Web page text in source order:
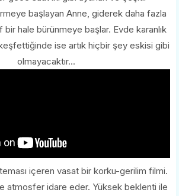
başlayan Anne, giderek daha fazla
bir hale bürünmeye başlar. Evde karanlık
ise artık hiçbir şey eskisi gibi
olmayacaktır...
içeren vasat bir korku-gerilim filmi.
atmosfer idare eder. Yüksek beklenti ile